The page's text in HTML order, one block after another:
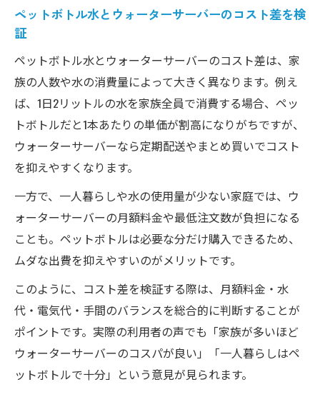
ペットボトル水とウォーターサーバーのコスト差を検
証
ペットボトル水とウォーターサーバーのコスト差は、家
族の人数や水の消費量によって大きく異なります。例え
ば、1日2リットルの水を家族全員で消費する場合、ペッ
トボトルだと1本あたりの単価が割高になりがちですが、
ウォーターサーバーなら定期配送やまとめ買いでコスト
を抑えやすくなります。
一方で、一人暮らしや水の使用量が少ない家庭では、ウ
ォーターサーバーの月額料金や最低注文数が負担になる
ことも。ペットボトルは必要な分だけ購入できるため、
ムダな出費を抑えやすいのがメリットです。
このように、コスト差を検証する際は、月額料金・水
代・電気代・手間のバランスを総合的に判断することが
ポイントです。実際の利用者の声でも「家族が多いほど
ウォーターサーバーのコスパが良い」「一人暮らしはペ
ットボトルで十分」という意見が見られます。